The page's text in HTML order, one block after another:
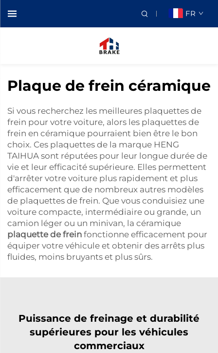
FR
Plaque de frein céramique
Si vous recherchez les meilleures plaquettes de
frein pour votre voiture, alors les plaquettes de
frein en céramique pourraient bien être le bon
choix. Ces plaquettes de la marque HENG
TAIHUA sont réputées pour leur longue durée de
vie et leur efficacité supérieure. Elles permettent
d'arrêter votre voiture plus rapidement et plus
efficacement que de nombreux autres modèles
de plaquettes de frein. Que vous conduisiez une
voiture compacte, intermédiaire ou grande, un
camion léger ou un minivan, la céramique
plaquette de frein fonctionne efficacement pour
équiper votre véhicule et obtenir des arrêts plus
fluides, moins bruyants et plus sûrs.
Puissance de freinage et durabilité
supérieures pour les véhicules
commerciaux